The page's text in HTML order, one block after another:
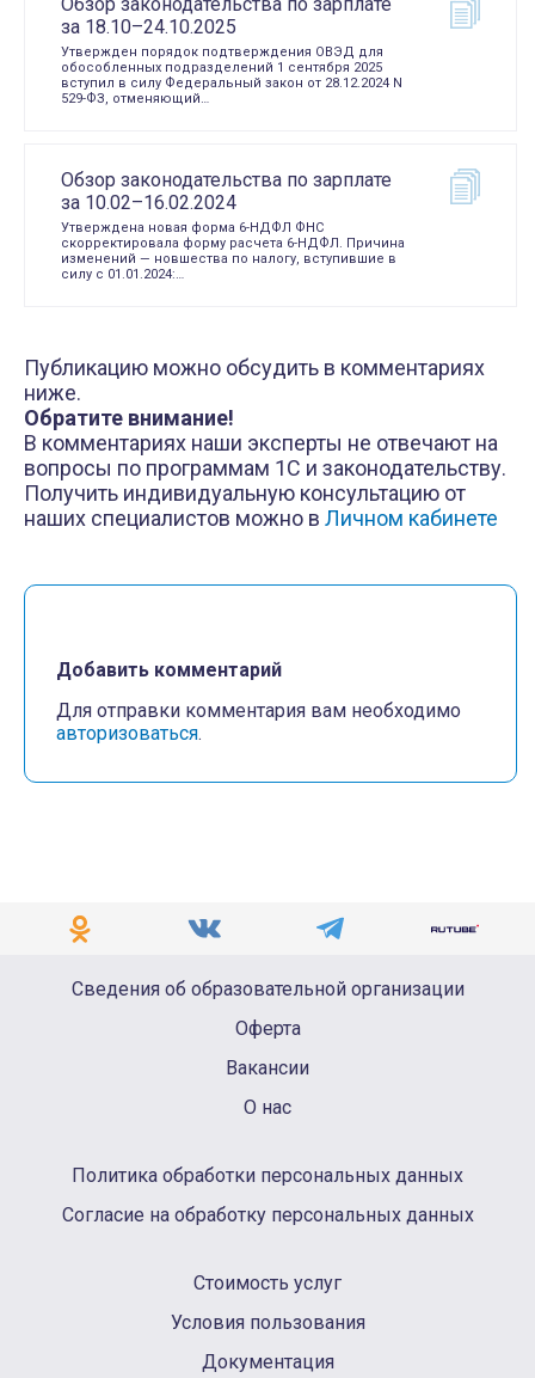
за 18.10–24.10.2025
Утвержден порядок подтверждения ОВЭД для
обособленных подразделений 1 сентября 2025
вступил в силу Федеральный закон от 28.12.2024 N
529-ФЗ, отменяющий…
Обзор законодательства по зарплате
за 10.02–16.02.2024
Утверждена новая форма 6-НДФЛ ФНС
скорректировала форму расчета 6-НДФЛ. Причина
изменений — новшества по налогу, вступившие в
силу с 01.01.2024:…
Публикацию можно обсудить в комментариях
ниже.
Обратите внимание!
В комментариях наши эксперты не отвечают на
вопросы по программам 1С и законодательству.
Получить индивидуальную консультацию от
наших специалистов можно в Личном кабинете
Добавить комментарий
Для отправки комментария вам необходимо
авторизоваться.
Сведения об образовательной организации
Оферта
Вакансии
О нас
Политика обработки персональных данных
Согласие на обработку персональных данных
Стоимость услуг
Условия пользования
Документация